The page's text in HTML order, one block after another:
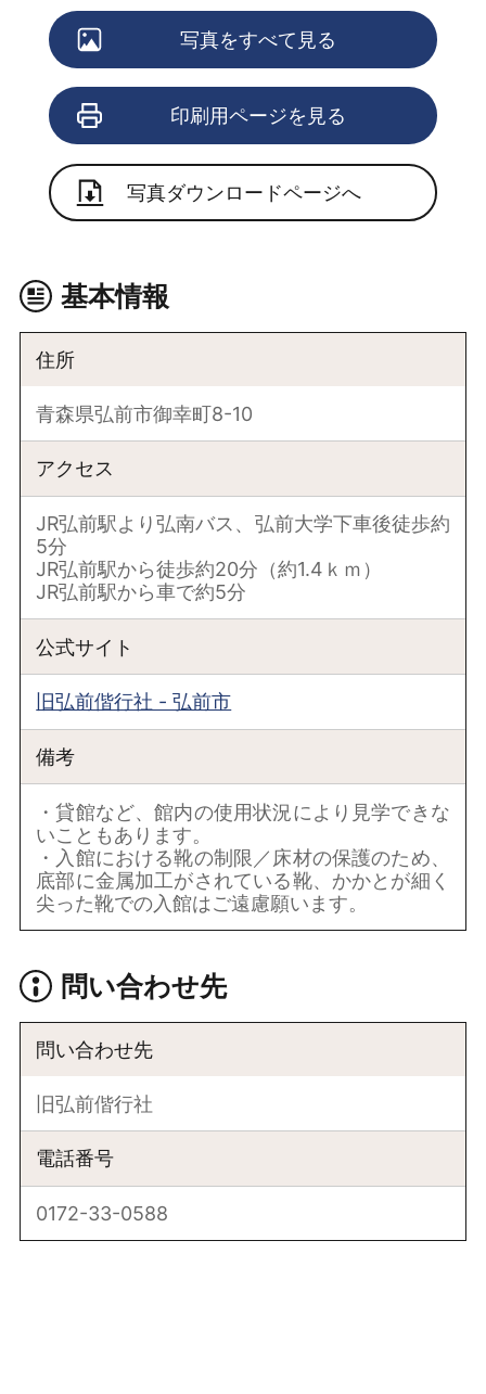
写真をすべて見る
印刷用ページを見る
写真ダウンロードページへ
基本情報
住所
青森県弘前市御幸町8-10
アクセス
JR弘前駅より弘南バス、弘前大学下車後徒歩約
5分
JR弘前駅から徒歩約20分（約1.4ｋｍ）
JR弘前駅から車で約5分
公式サイト
旧弘前偕行社 - 弘前市
備考
・貸館など、館内の使用状況により見学できな
いこともあります。
・入館における靴の制限／床材の保護のため、
底部に金属加工がされている靴、かかとが細く
尖った靴での入館はご遠慮願います。
問い合わせ先
問い合わせ先
旧弘前偕行社
電話番号
0172-33-0588